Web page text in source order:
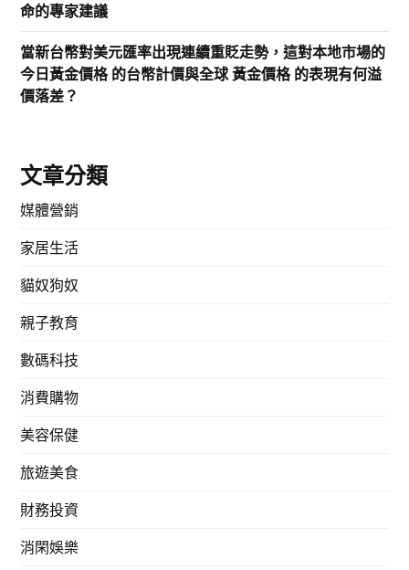
命的專家建議
當新台幣對美元匯率出現連續重貶走勢，這對本地市場的
今日黃金價格 的台幣計價與全球 黃金價格 的表現有何溢
價落差？
文章分類
媒體營銷
家居生活
貓奴狗奴
親子教育
數碼科技
消費購物
美容保健
旅遊美食
財務投資
消閑娛樂